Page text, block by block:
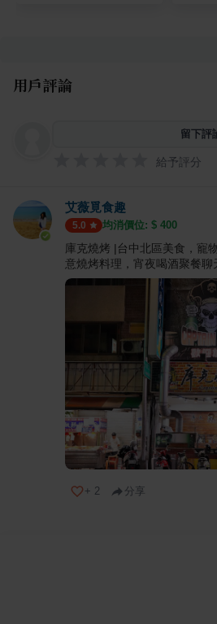
用戶評論
留下評
給予評分
艾薇覓食趣
5.0 均消價位: $ 400
庫克燒烤 |台中北區美食，寵
意燒烤料理，宵夜喝酒聚餐聊
+ 2 分享